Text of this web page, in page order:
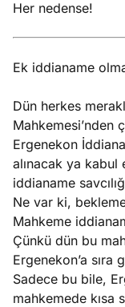
Her nedense!
Ek iddianame
Dün herkes
Mahkemesi’nden
Ergenekon
alınacak ya
iddianame
Ne var ki,
Mahkeme
Çünkü dün bu
Ergenekon’a sıra
Sadece bu bile,
mahkemede kısa